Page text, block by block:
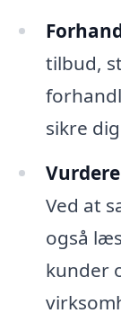
tilbud,
sikre
Ved at
også
kunder